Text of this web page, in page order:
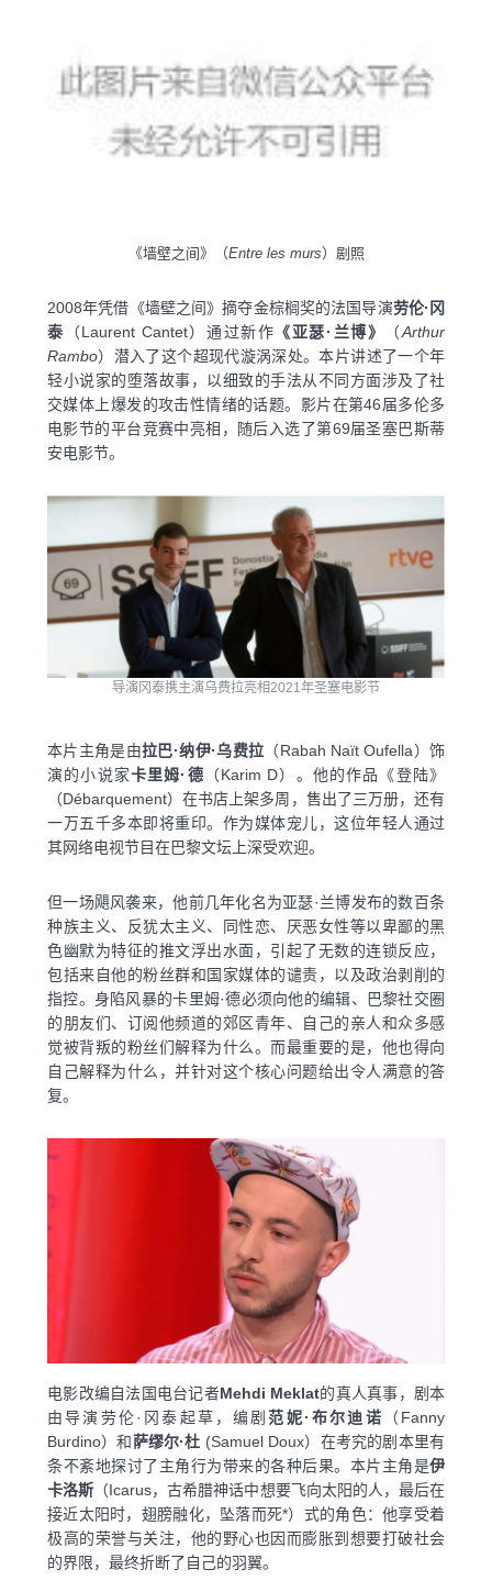
《墙壁之间》（Entre les murs）剧照
2008年凭借《墙壁之间》摘夺金棕榈奖的法国导演劳伦·冈
泰 （Laurent Cantet）通过新作 《亚瑟·兰博》 （Arthur
Rambo）潜入了这个超现代漩涡深处。本片讲述了一个年
轻小说家的堕落故事，以细致的手法从不同方面涉及了社
交媒体上爆发的攻击性情绪的话题。影片在第46届多伦多
电影节的平台竞赛中亮相，随后入选了第69届圣塞巴斯蒂
安电影节。
导演冈泰携主演乌费拉亮相2021年圣塞电影节
本片主角是由拉巴·纳伊·乌费拉 （Rabah Naït Oufella）饰
演的小说家卡里姆·德 （Karim D）。他的作品《登陆》
（Débarquement）在书店上架多周，售出了三万册，还有
一万五千多本即将重印。作为媒体宠儿，这位年轻人通过
其网络电视节目在巴黎文坛上深受欢迎。
但一场飓风袭来，他前几年化名为亚瑟·兰博发布的数百条
种族主义、反犹太主义、同性恋、厌恶女性等以卑鄙的黑
色幽默为特征的推文浮出水面，引起了无数的连锁反应，
包括来自他的粉丝群和国家媒体的谴责，以及政治剥削的
指控。身陷风暴的卡里姆·德必须向他的编辑、巴黎社交圈
的朋友们、订阅他频道的郊区青年、自己的亲人和众多感
觉被背叛的粉丝们解释为什么。而最重要的是，他也得向
自己解释为什么，并针对这个核心问题给出令人满意的答
复。
电影改编自法国电台记者Mehdi Meklat的真人真事，剧本
由导演劳伦·冈泰起草，编剧范妮·布尔迪诺
（Fanny
Burdino）和萨缪尔·杜 (Samuel Doux）在考究的剧本里有
条不紊地探讨了主角行为带来的各种后果。本片主角是伊
卡洛斯 （Icarus，古希腊神话中想要飞向太阳的人，最后在
接近太阳时，翅膀融化，坠落而死*）式的角色：他享受着
极高的荣誉与关注，他的野心也因而膨胀到想要打破社会
的界限，最终折断了自己的羽翼。